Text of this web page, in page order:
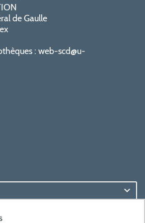
de Gaulle
: web-scd@u-